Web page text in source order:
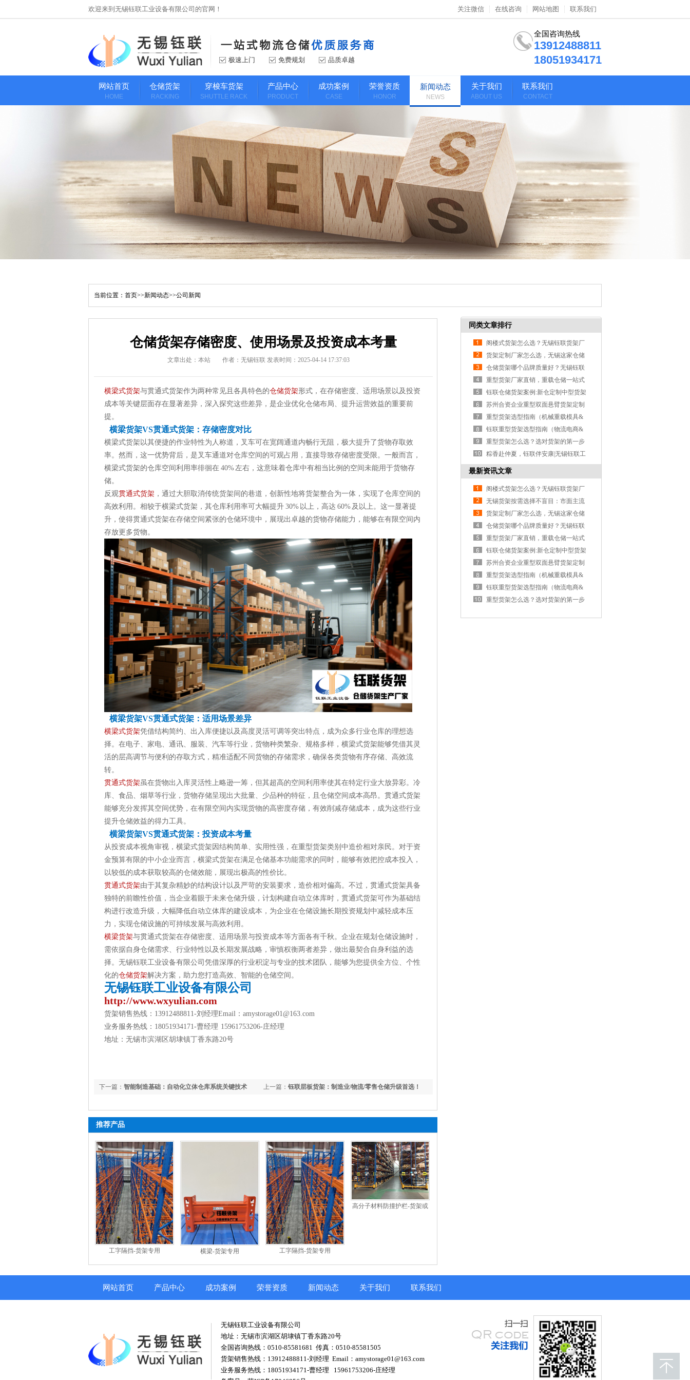
欢迎来到无锡钰联工业设备有限公司的官网！ 关注微信 在线咨询 网站地图 联系我们
极速上门 免费规划 品质卓越
全国咨询热线
13912488811
18051934171
网站首页
HOME
仓储货架
RACKING
穿梭车货架
SHUTTLE RACK
产品中心
PRODUCT
成功案例
CASE
荣誉资质
HONOR
新闻动态
NEWS
关于我们
ABOUT US
联系我们
CONTACT
当前位置： 首页>>新闻动态>>公司新闻
仓储货架存储密度、使用场景及投资成本考量
文章出处：本站 作者：无锡钰联 发表时间：2025-04-14 17:37:03
横梁式货架与贯通式货架作为两种常见且各具特色的仓储货架形式，在存储密度、适用场景以及投资
成本等关键层面存在显著差异，深入探究这些差异，是企业优化仓储布局、提升运营效益的重要前
提。
横梁货架VS贯通式货架：存储密度对比
横梁式货架以其便捷的作业特性为人称道，叉车可在宽阔通道内畅行无阻，极大提升了货物存取效
率。然而，这一优势背后，是叉车通道对仓库空间的可观占用，直接导致存储密度受限。一般而言，
横梁式货架的仓库空间利用率徘徊在 40% 左右，这意味着仓库中有相当比例的空间未能用于货物存
储。
反观贯通式货架 ，通过大胆取消传统货架间的巷道，创新性地将货架整合为一体，实现了仓库空间的
高效利用。相较于横梁式货架，其仓库利用率可大幅提升 30% 以上，高达 60% 及以上。这一显著提
升，使得贯通式货架在存储空间紧张的仓储环境中，展现出卓越的货物存储能力，能够在有限空间内
存放更多货物。
横梁货架VS贯通式货架：适用场景差异
横梁式货架凭借结构简约、出入库便捷以及高度灵活可调等突出特点，成为众多行业仓库的理想选
择。在电子、家电、通讯、服装、汽车等行业，货物种类繁杂、规格多样，横梁式货架能够凭借其灵
活的层高调节与便利的存取方式，精准适配不同货物的存储需求，确保各类货物有序存储、高效流
转。
贯通式货架虽在货物出入库灵活性上略逊一筹，但其超高的空间利用率使其在特定行业大放异彩。冷
库、食品、烟草等行业，货物存储呈现出大批量、少品种的特征，且仓储空间成本高昂。贯通式货架
能够充分发挥其空间优势，在有限空间内实现货物的高密度存储，有效削减存储成本，成为这些行业
提升仓储效益的得力工具。
横梁货架VS贯通式货架：投资成本考量
从投资成本视角审视，横梁式货架因结构简单、实用性强，在重型货架类别中造价相对亲民。对于资
金预算有限的中小企业而言，横梁式货架在满足仓储基本功能需求的同时，能够有效把控成本投入，
以较低的成本获取较高的仓储效能，展现出极高的性价比。
贯通式货架由于其复杂精妙的结构设计以及严苛的安装要求，造价相对偏高。不过，贯通式货架具备
独特的前瞻性价值，当企业着眼于未来仓储升级，计划构建自动立体库时，贯通式货架可作为基础结
构进行改造升级，大幅降低自动立体库的建设成本，为企业在仓储设施长期投资规划中减轻成本压
力，实现仓储设施的可持续发展与高效利用。
横梁货架与贯通式货架在存储密度、适用场景与投资成本等方面各有千秋。企业在规划仓储设施时，
需依据自身仓储需求、行业特性以及长期发展战略，审慎权衡两者差异，做出最契合自身利益的选
择。无锡钰联工业设备有限公司凭借深厚的行业积淀与专业的技术团队，能够为您提供全方位、个性
化的仓储货架解决方案，助力您打造高效、智能的仓储空间。
无锡钰联工业设备有限公司
http://www.wxyulian.com
货架销售热线：13912488811-刘经理Email：amystorage01@163.com
业务服务热线：18051934171-曹经理 15961753206-庄经理
地址：无锡市滨湖区胡埭镇丁香东路20号
上一篇： 钰联层板货架：制造业/物流/零售仓储升级首选！
下一篇： 智能制造基础：自动化立体仓库系统关键技术
推荐产品
工字隔挡-货架专用 横梁-货架专用 工字隔挡-货架专用
高分子材料防撞护栏-货架或
同类文章排行
阁楼式货架怎么选？无锡钰联货架厂
家教你如何避坑
货架定制厂家怎么选，无锡这家仓储
货架工厂夯爆了！
仓储货架哪个品牌质量好？无锡钰联
货架企业选购不踩坑
重型货架厂家直销，重载仓储一站式
解决：无锡钰联货架
钰联仓储货架案例:新仓定制中型货架
高效交付获客户认可
苏州合资企业重型双面悬臂货架定制
落地案例
重型货架选型指南（机械重载模具&
汽配新能源零部件篇）
钰联重型货架选型指南（物流电商&
紧凑厂房篇）
重型货架怎么选？选对货架的第一步
很重要！
粽香赴仲夏，钰联伴安康|无锡钰联工
业设备祝大家端午安康
最新资讯文章
阁楼式货架怎么选？无锡钰联货架厂
家教你如何避坑
无锡货架按需选择不盲目：市面主流
品牌货架优缺点大盘点
货架定制厂家怎么选，无锡这家仓储
货架工厂夯爆了！
仓储货架哪个品牌质量好？无锡钰联
货架企业选购不踩坑
重型货架厂家直销，重载仓储一站式
解决：无锡钰联货架
钰联仓储货架案例:新仓定制中型货架
高效交付获客户认可
苏州合资企业重型双面悬臂货架定制
落地案例
重型货架选型指南（机械重载模具&
汽配新能源零部件篇）
钰联重型货架选型指南（物流电商&
紧凑厂房篇）
重型货架怎么选？选对货架的第一步
网站首页 产品中心 成功案例 荣誉资质 新闻动态 关于我们 联系我们
无锡钰联工业设备有限公司
地址：无锡市滨湖区胡埭镇丁香东路20号
全国咨询热线：0510-85581681 传真：0510-85581505
货架销售热线：13912488811-刘经理 Email：amystorage01@163.com
业务服务热线：18051934171-曹经理
15961753206-庄经理